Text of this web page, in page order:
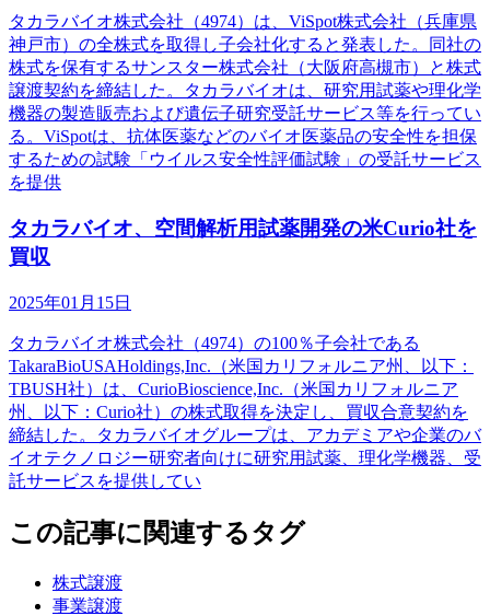
タカラバイオ株式会社（4974）は、ViSpot株式会社（兵庫県
神戸市）の全株式を取得し子会社化すると発表した。同社の
株式を保有するサンスター株式会社（大阪府高槻市）と株式
譲渡契約を締結した。タカラバイオは、研究用試薬や理化学
機器の製造販売および遺伝子研究受託サービス等を行ってい
る。ViSpotは、抗体医薬などのバイオ医薬品の安全性を担保
するための試験「ウイルス安全性評価試験」の受託サービス
を提供
タカラバイオ、空間解析用試薬開発の米Curio社を
買収
2025年01月15日
タカラバイオ株式会社（4974）の100％子会社である
TakaraBioUSAHoldings,Inc.（米国カリフォルニア州、以下：
TBUSH社）は、CurioBioscience,Inc.（米国カリフォルニア
州、以下：Curio社）の株式取得を決定し、買収合意契約を
締結した。タカラバイオグループは、アカデミアや企業のバ
イオテクノロジー研究者向けに研究用試薬、理化学機器、受
託サービスを提供してい
この記事に関連するタグ
株式譲渡
事業譲渡